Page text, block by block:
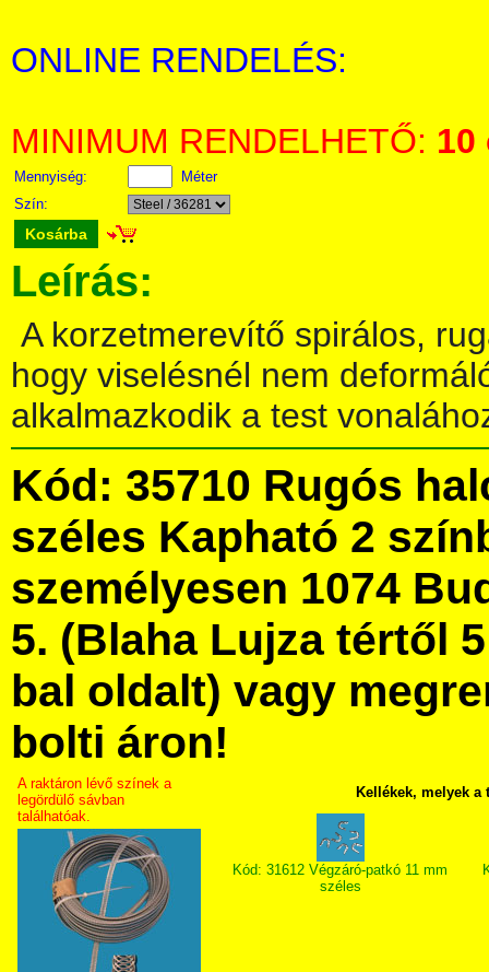
ONLINE RENDELÉS:
MINIMUM RENDELHETŐ: 10
Mennyiség:
Méter
Szín:
Kosárba
Leírás:
A korzetmerevítő spirálos,
hogy viselésnél nem
alkalmazkodik a test
Kód: 35710 Rugós
széles Kapható 2
személyesen 1074
5. (Blaha Lujza tértől
bal oldalt) vagy
bolti áron!
A raktáron lévő színek a
legördülő sávban
találhatóak.
Kellékek, melyek
Kód: 31612 Végzáró-patkó 11 mm
széles